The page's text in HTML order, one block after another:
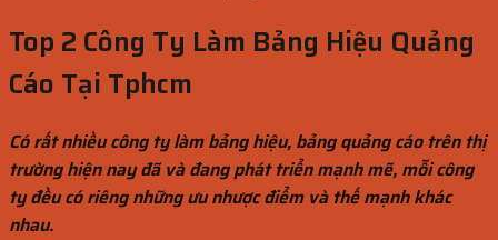
Top 2 Công Ty Làm Bảng Hiệu Quảng
Cáo Tại Tphcm
Có rất nhiều công ty làm bảng hiệu, bảng quảng cáo trên thị
trường hiện nay đã và đang phát triển mạnh mẽ, mỗi công
ty đều có riêng những ưu nhược điểm và thế mạnh khác
nhau.